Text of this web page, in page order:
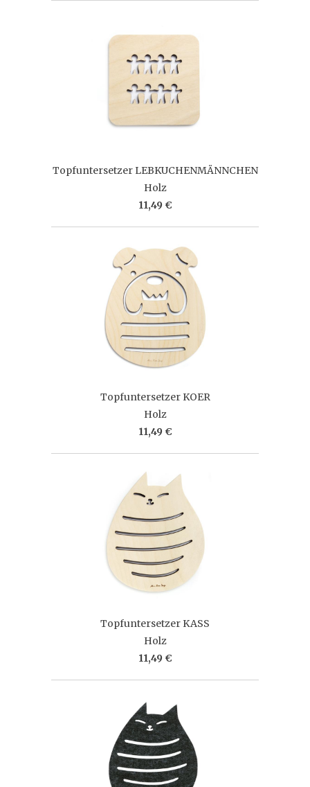
Topfuntersetzer LEBKUCHENMÄNNCHEN
Holz
11,49 €
Topfuntersetzer KOER
Holz
11,49 €
Topfuntersetzer KASS
Holz
11,49 €